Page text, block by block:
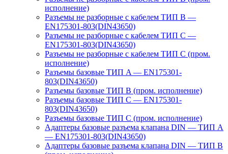
исполнение)
Разъемы не разборные с кабелем ТИП B —
EN175301-803(DIN43650)
Разъемы не разборные с кабелем ТИП C —
EN175301-803(DIN43650)
Разъемы не разборные с кабелем ТИП C (пром.
исполнение)
Разъемы базовые ТИП A — EN175301-
803(DIN43650)
Разъемы базовые ТИП В (пром. исполнение)
Разъемы базовые ТИП C — EN175301-
803(DIN43650)
Разъемы базовые ТИП C (пром. исполнение)
Адаптеры базовые разъема клапана DIN — ТИП A
— EN175301-803(DIN43650)
Адаптеры базовые разъема клапана DIN — ТИП B